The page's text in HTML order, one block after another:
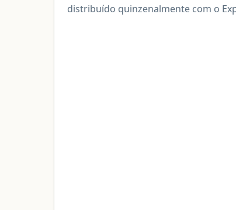
distribuído quinzenalmente com o